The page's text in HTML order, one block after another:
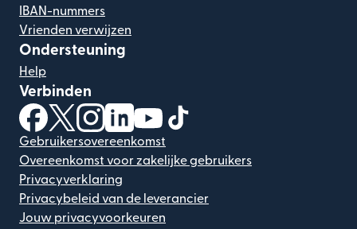
IBAN-nummers
Vrienden verwijzen
Ondersteuning
Help
Verbinden
(wordt geopend in een nieuw venster)
(wordt geopend in een nieuw venster)
(wordt geopend in een nieuw venster)
(wordt geopend in een nieuw venster)
(wordt geopend in een nieuw
Gebruikersovereenkomst
Overeenkomst voor zakelijke gebruikers
Privacyverklaring
Privacybeleid van de leverancier
Jouw privacyvoorkeuren